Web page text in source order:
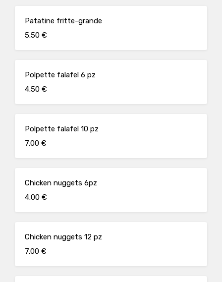
Patatine fritte-grande
5.50 €
Polpette falafel 6 pz
4.50 €
Polpette falafel 10 pz
7.00 €
Chicken nuggets 6pz
4.00 €
Chicken nuggets 12 pz
7.00 €